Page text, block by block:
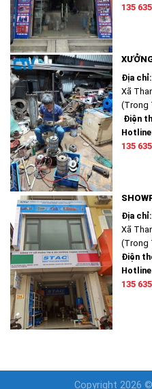
135 635
Địa chỉ:
Xã
(Trong
Điện
135 635
Địa chỉ:
Xã
(Trong
Điện
135 635
Copyright 2026 ©